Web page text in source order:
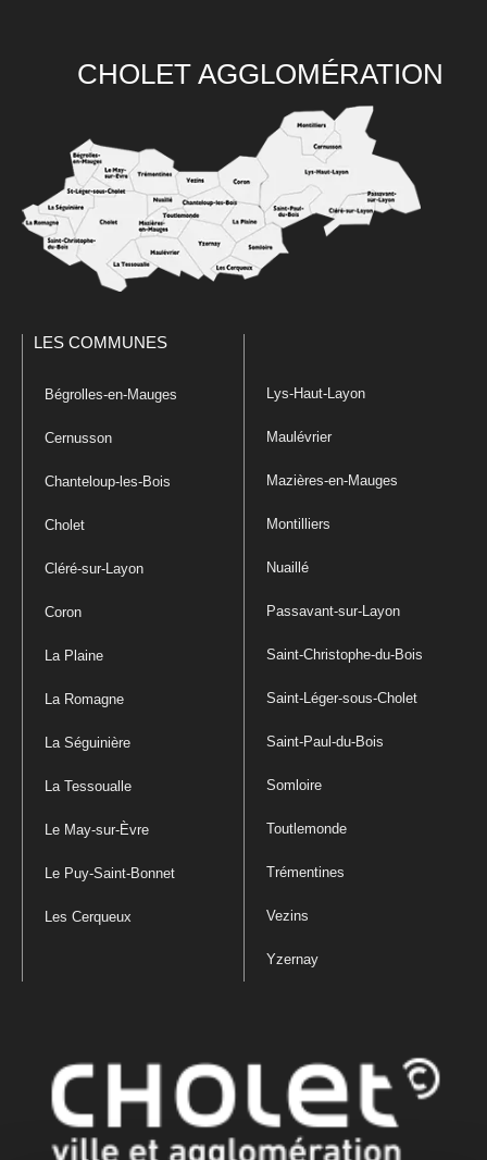
CHOLET AGGLOMÉRATION
LES COMMUNES
Bégrolles-en-Mauges
Cernusson
Chanteloup-les-Bois
Cholet
Cléré-sur-Layon
Coron
La Plaine
La Romagne
La Séguinière
La Tessoualle
Le May-sur-Èvre
Le Puy-Saint-Bonnet
Les Cerqueux
Lys-Haut-Layon
Maulévrier
Mazières-en-Mauges
Montilliers
Nuaillé
Passavant-sur-Layon
Saint-Christophe-du-Bois
Saint-Léger-sous-Cholet
Saint-Paul-du-Bois
Somloire
Toutlemonde
Trémentines
Vezins
Yzernay